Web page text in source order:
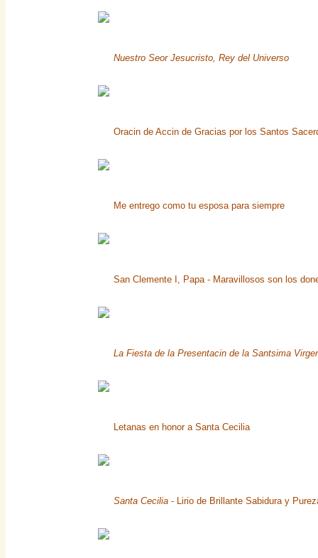
Nuestro Seor Jesucristo, Rey del Universo
Oracin de Accin de Gracias por los Santos
Me entrego como tu esposa para siempre
San Clemente I, Papa - Maravillosos son los
La Fiesta de la Presentacin de la Santsima
Letanas en honor a Santa Cecilia
Santa Cecilia - Lirio de Brillante Sabidura y